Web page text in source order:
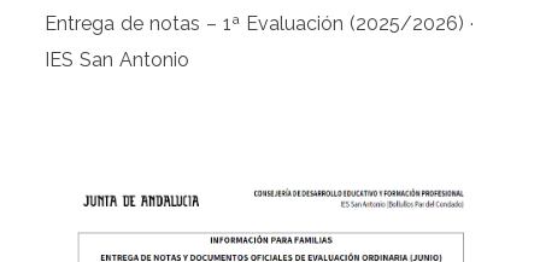
Entrega de notas – 1ª Evaluación (2025/2026) ·
IES San Antonio